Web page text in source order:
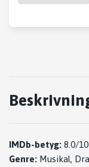
IMDb-betyg: 8.0/10
Genre: Musikal,